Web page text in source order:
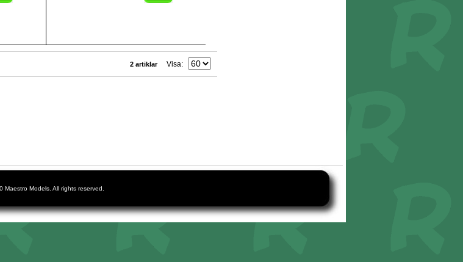
2 artiklar Visa
Maestro Models. All rights reserved.